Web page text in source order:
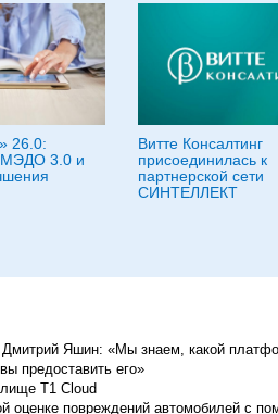
26.0:
МЭДО 3.0 и
Витте Консалтинг
присоединилась к
партнерской сети
СИНТЕЛЛЕКТ
Дмитрий Яшин: «Мы знаем, какой
предоставить его»
T1 Cloud
оценке повреждений автомобилей с